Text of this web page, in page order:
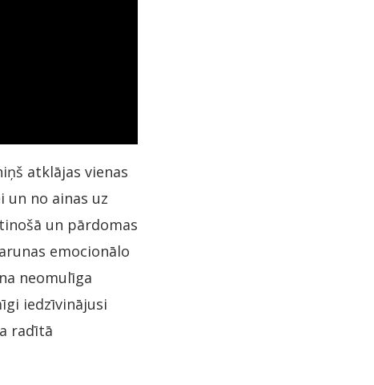
atklājas vienas
un no ainas uz
un pārdomas
emocionālo
neomulīga
iedzīvinājusi
radītā